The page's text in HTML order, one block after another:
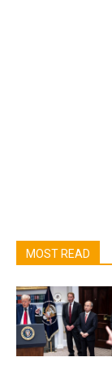
MOST READ